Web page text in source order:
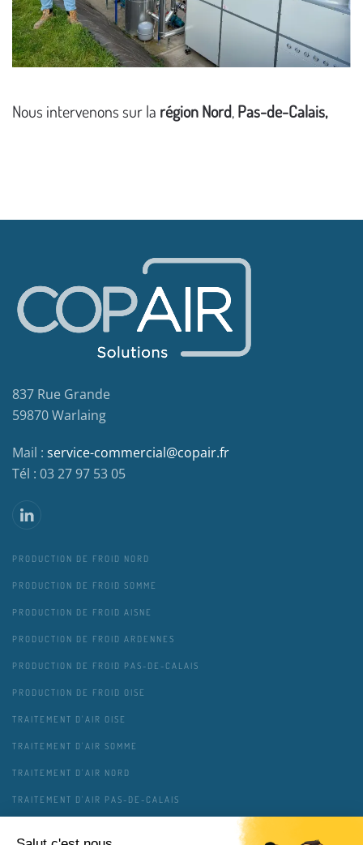
Nous intervenons sur la région Nord,Pas-de-Calais,
837 Rue Grande
59870 Warlaing
Mail : service-commercial@copair.fr
Tél : 03 27 97 53 05
PRODUCTION DE FROID NORD
PRODUCTION DE FROID SOMME
PRODUCTION DE FROID AISNE
PRODUCTION DE FROID ARDENNES
PRODUCTION DE FROID PAS-DE-CALAIS
PRODUCTION DE FROID OISE
TRAITEMENT D'AIR OISE
TRAITEMENT D'AIR SOMME
TRAITEMENT D'AIR NORD
TRAITEMENT D'AIR PAS-DE-CALAIS